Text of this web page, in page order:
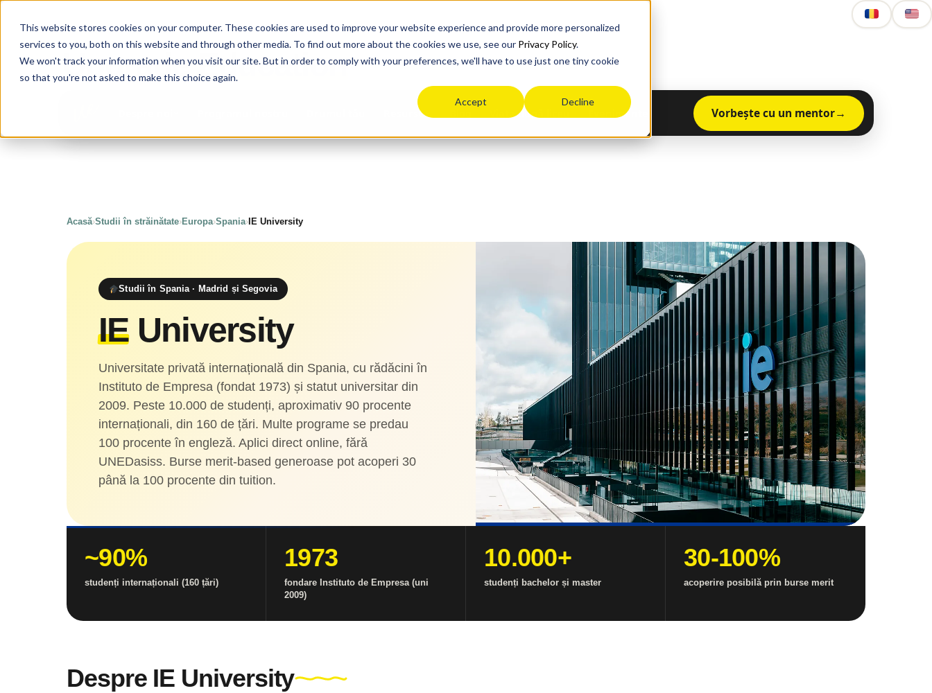
This website stores cookies on your computer. These cookies are used to improve your website experience and provide more personalized
services to you, both on this website and through other media. To find out more about the cookies we use, see our Privacy Policy.
We won't track your information when you visit our site. But in order to comply with your preferences, we'll have to use just one tiny cookie
so that you're not asked to make this choice again.
Accept Decline
UpgradeEducation
Resurse Viața după liceu Evenimente Vorbește cu un mentor
Acasă›Studii în străinătate›Europa›Spania› IE University
Studii în Spania · Madrid și Segovia
IEUniversity
Universitate privată internațională din Spania, cu rădăcini în
Instituto de Empresa (fondat 1973) și statut universitar din
2009. Peste 10.000 de studenți, aproximativ 90 procente
internaționali, din 160 de țări. Multe programe se predau
100 procente în engleză. Aplici direct online, fără
UNEDasiss. Burse merit-based generoase pot acoperi 30
până la 100 procente din tuition.
~90%
studenți internaționali (160 țări)
1973
fondare Instituto de Empresa (uni
2009)
10.000+
studenți bachelor și master
30-100%
acoperire posibilă prin burse merit
Despre IE University